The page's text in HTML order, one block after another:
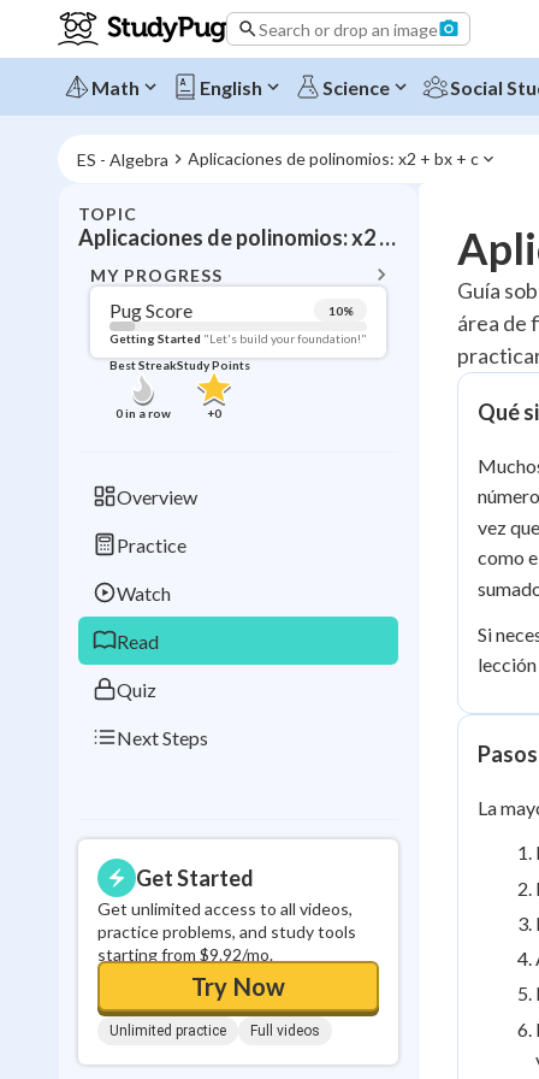
Search or drop an image
Math English Science Social
ES - Algebra Aplicaciones de polinomios: x2 + bx + c
TOPIC
Aplicaciones de polinomios: x2
MY PROGRESS
Pug Score 10%
Getting Started "Let's build your foundation!"
Best Streak
0in a row
Study Points
+0
Overview
Practice
Watch
Read
Quiz
Next Steps
Get Started
Get unlimited access to all videos,
practice problems, and study tools
starting from $9.92/mo.
Try Now
Unlimited practice Full videos
Topic
Pug Score
Getting Started
Videos
Read
in a row
Guía
área de
Qué
vez
como
Si
La